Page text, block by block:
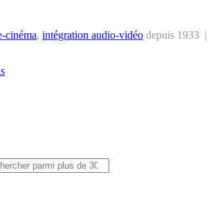
cinéma, intégration audio-vidéo depuis 1933 |